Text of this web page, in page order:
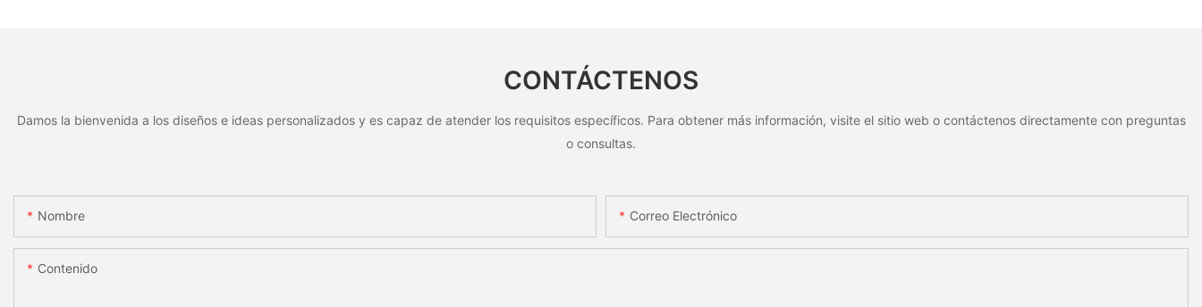
de aluminio con número de
serie
CONTÁCTENOS
Damos la bienvenida a los diseños e ideas personalizados y es capaz de atender los requisitos específicos. Para obtener más información, visite el sitio web o contáctenos directamente con preguntas
o consultas.
Nombre Correo Electrónico
Contenido